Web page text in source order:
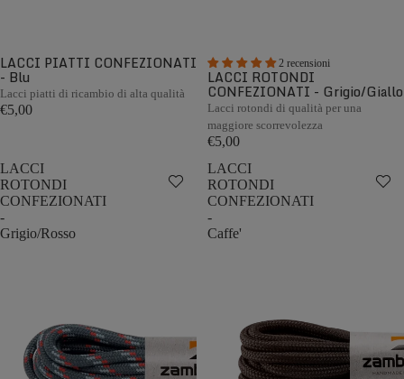
LACCI PIATTI CONFEZIONATI
- Blu
Lacci piatti di ricambio di alta qualità
€5,00
2 recensioni
LACCI ROTONDI
CONFEZIONATI - Grigio/Giallo
Lacci rotondi di qualità per una
maggiore scorrevolezza
€5,00
LACCI
ROTONDI
CONFEZIONATI
-
Grigio/Rosso
LACCI
ROTONDI
CONFEZIONATI
-
Caffe'